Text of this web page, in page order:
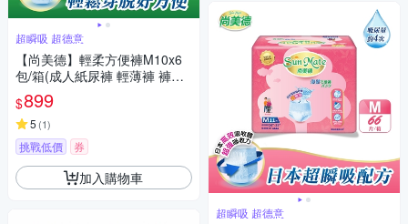
超瞬吸 超德意
【尚美德】輕柔方便褲M10x6
包/箱(成人紙尿褲 輕薄褲 褲型
紙尿褲)
$899
5 (1)
挑戰低價 券
加入購物車
超瞬吸 超德意